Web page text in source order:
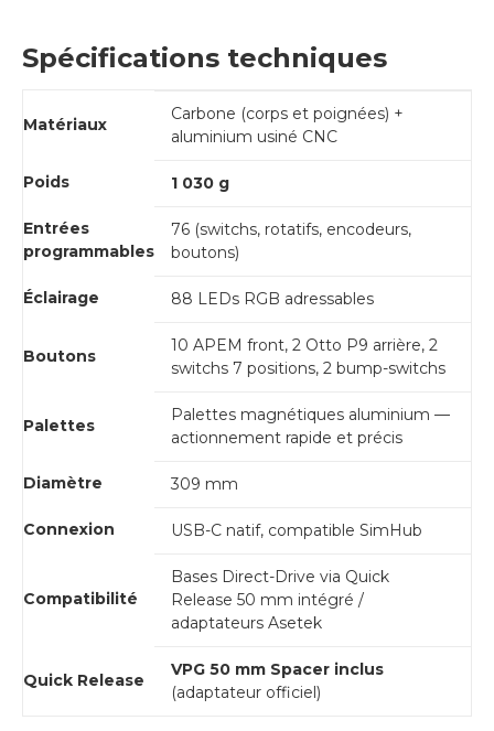
Spécifications techniques
Matériaux
Carbone (corps et poignées) +
aluminium usiné CNC
Poids 1 030 g
Entrées
programmables
76 (switchs, rotatifs, encodeurs,
boutons)
Éclairage 88 LEDs RGB adressables
Boutons
10 APEM front, 2 Otto P9 arrière, 2
switchs 7 positions, 2 bump-switchs
Palettes
Palettes magnétiques aluminium —
actionnement rapide et précis
Diamètre 309 mm
Connexion USB-C natif, compatible SimHub
Compatibilité
Bases Direct-Drive via Quick
Release 50 mm intégré /
adaptateurs Asetek
Quick Release
VPG 50 mm Spacer inclus
(adaptateur officiel)